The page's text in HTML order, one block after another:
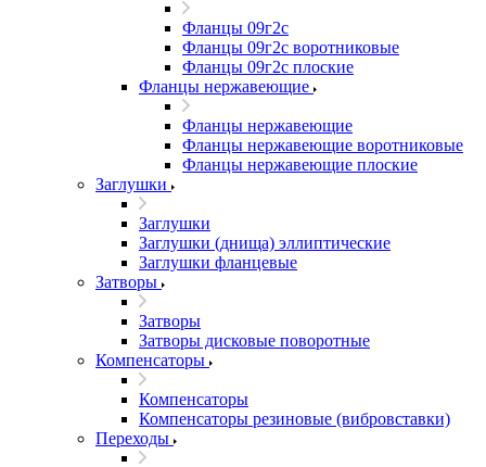
Фланцы 09г2с
Фланцы 09г2с воротниковые
Фланцы 09г2с плоские
Фланцы нержавеющие
Фланцы нержавеющие
Фланцы нержавеющие воротниковые
Фланцы нержавеющие плоские
Заглушки
Заглушки
Заглушки (днища) эллиптические
Заглушки фланцевые
Затворы
Затворы
Затворы дисковые поворотные
Компенсаторы
Компенсаторы
Компенсаторы резиновые (вибровставки)
Переходы